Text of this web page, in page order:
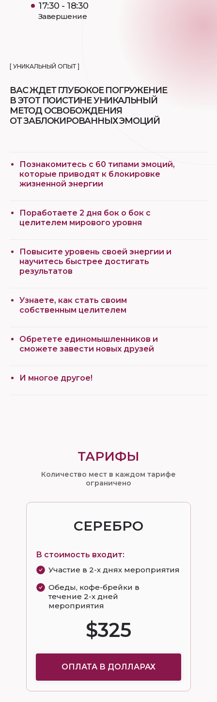
17:30 - 18:30
Завершение
[ УНИКАЛЬНЫЙ ОПЫТ ]
ВАС ЖДЕТ ГЛУБОКОЕ ПОГРУЖЕНИЕ
В ЭТОТ ПОИСТИНЕ УНИКАЛЬНЫЙ
МЕТОД ОСВОБОЖДЕНИЯ
ОТ ЗАБЛОКИРОВАННЫХ ЭМОЦИЙ
Познакомитесь с 60 типами эмоций,
которые приводят к блокировке
жизненной энергии
Поработаете 2 дня бок о бок с
целителем мирового уровня
Повысите уровень своей энергии и
научитесь быстрее достигать
результатов
Узнаете, как стать своим
собственным целителем
Обретете единомышленников и
сможете завести новых друзей
И многое другое!
Количество мест в каждом тарифе
ограничено
ТАРИФЫ
ОПЛАТА В ДОЛЛАРАХ
СЕРЕБРО
$325
Участие в 2-х днях мероприятия
Обеды, кофе-брейки в
течение 2-х дней
мероприятия
В стоимость входит: